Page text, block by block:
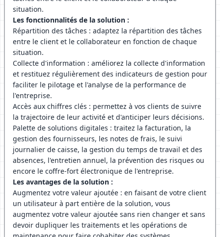
situation.
Les fonctionnalités de la solution :
Répartition des tâches : adaptez la répartition des tâches
entre le client et le collaborateur en fonction de chaque
situation.
Collecte d'information : améliorez la collecte d'information
et restituez régulièrement des indicateurs de gestion pour
faciliter le pilotage et l'analyse de la performance de
l'entreprise.
Accès aux chiffres clés : permettez à vos clients de suivre
la trajectoire de leur activité et d'anticiper leurs décisions.
Palette de solutions digitales : traitez la facturation, la
gestion des fournisseurs, les notes de frais, le suivi
journalier de caisse, la gestion du temps de travail et des
absences, l'entretien annuel, la prévention des risques ou
encore le coffre-fort électronique de l'entreprise.
Les avantages de la solution :
Augmentez votre valeur ajoutée : en faisant de votre client
un utilisateur à part entière de la solution, vous
augmentez votre valeur ajoutée sans rien changer et sans
devoir dupliquer les traitements et les opérations de